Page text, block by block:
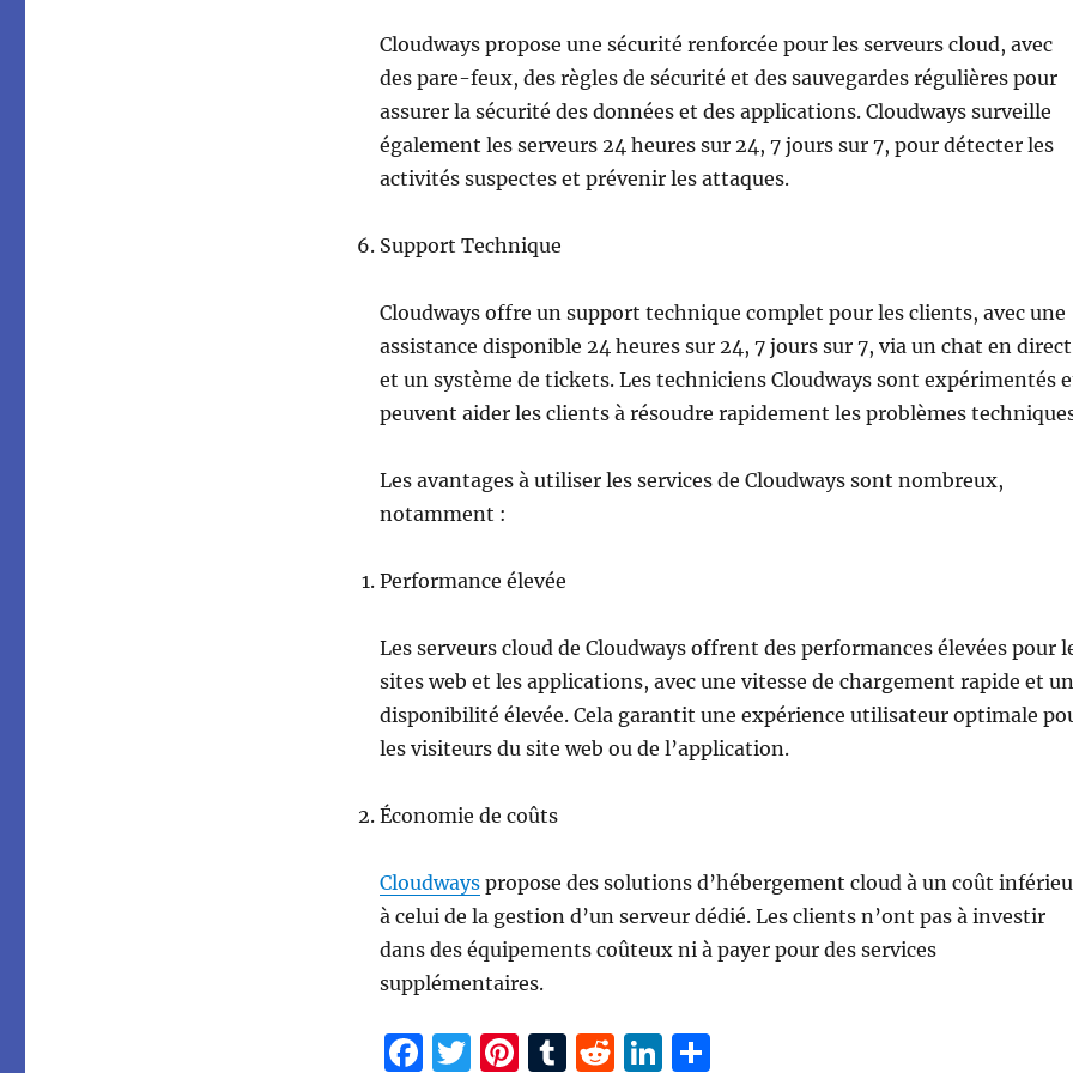
Cloudways propose une sécurité renforcée pour les serveurs cloud, avec
des pare-feux, des règles de sécurité et des sauvegardes régulières pour
assurer la sécurité des données et des applications. Cloudways surveille
également les serveurs 24 heures sur 24, 7 jours sur 7, pour détecter les
activités suspectes et prévenir les attaques.
Support Technique
Cloudways offre un support technique complet pour les clients, avec une
assistance disponible 24 heures sur 24, 7 jours sur 7, via un chat en direct
et un système de tickets. Les techniciens Cloudways sont expérimentés
peuvent aider les clients à résoudre rapidement les problèmes
Les avantages à utiliser les services de Cloudways sont nombreux,
notamment :
Performance élevée
Les serveurs cloud de Cloudways offrent des performances élevées pour
sites web et les applications, avec une vitesse de chargement rapide et
disponibilité élevée. Cela garantit une expérience utilisateur optimale
les visiteurs du site web ou de l’application.
Économie de coûts
Cloudwayspropose des solutions d’hébergement cloud à un coût
à celui de la gestion d’un serveur dédié. Les clients n’ont pas à investir
dans des équipements coûteux ni à payer pour des services
supplémentaires.
F T Pi T R Li P